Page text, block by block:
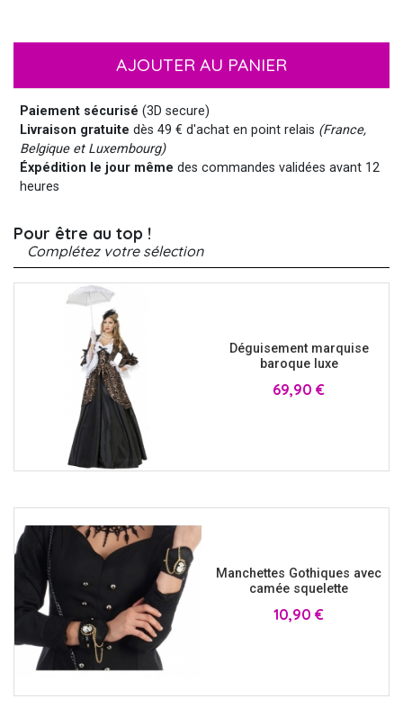
AJOUTER AU PANIER
Paiement sécurisé (3D secure)
Livraison gratuite dès 49 € d'achat en point relais (France,
Belgique et Luxembourg)
Éxpédition le jour même des commandes validées avant 12
heures
Pour être au top !
Complétez votre sélection
Déguisement marquise
baroque luxe
Prix
69,90 €
Manchettes Gothiques avec
camée squelette
Prix
10,90 €